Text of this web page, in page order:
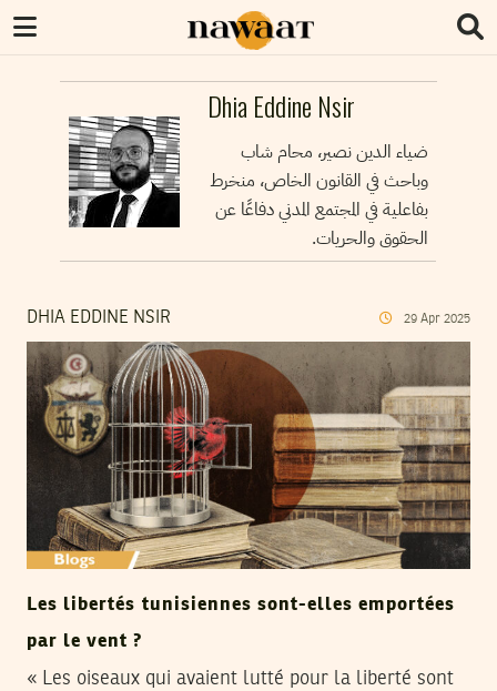
Dhia Eddine Nsir
ضياء الدين نصير، محام شاب
وباحث في القانون الخاص، منخرط
بفاعلية في المجتمع المدني دفاعًا عن
الحقوق والحريات.
DHIA EDDINE NSIR 29 Apr 2025
Les libertés tunisiennes sont-elles emportées
par le vent ?
« Les oiseaux qui avaient lutté pour la liberté sont